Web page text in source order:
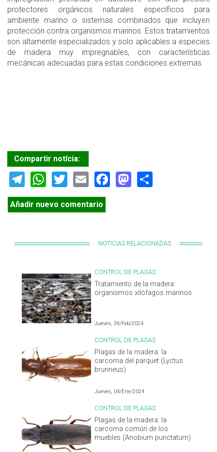
protectores orgánicos naturales específicos para
ambiente marino o sistemas combinados que incluyen
protección contra organismos marinos. Estos tratamientos
son altamente especializados y solo aplicables a especies
de madera muy impregnables, con características
mecánicas adecuadas para estas condiciones extremas.
Compartir notícia:
Telegram
WhatsApp
TwitterEmailFacebook
Mastodon
Añadir nuevo comentario
NOTICIAS RELACIONADAS
CONTROL DE PLAGAS
Tratamiento de la madera:
organismos xilófagos marinos
Jueves, 29/Feb/2024
CONTROL DE PLAGAS
Plagas de la madera: la
carcoma del parquet (Lyctus
brunneus)
Jueves, 04/Ene/2024
CONTROL DE PLAGAS
Plagas de la madera: la
carcoma común de los
muebles (Anobium punctatum)